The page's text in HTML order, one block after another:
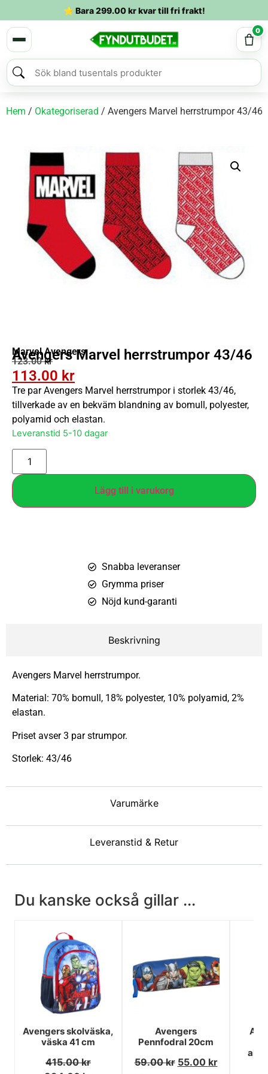
⭐ Bara299.00krkvar till fri frakt!
0
Hem / Okategoriserad / Avengers Marvel herrstrumpor 43/46
Marvel Avengers
Avengers Marvel herrstrumpor 43/46
123.00kr
113.00 kr
Tre par Avengers Marvel herrstrumpor i storlek 43/46,
tillverkade av en bekväm blandning av bomull, polyester,
polyamid och elastan.
Leveranstid 5-10 dagar
Lägg till i varukorg
Snabba leveranser
Grymma priser
Nöjd kund-garanti
Beskrivning
Varumärke
Leveranstid & Retur
Avengers Marvel herrstrumpor.
Material: 70% bomull, 18% polyester, 10% polyamid, 2%
elastan.
Priset avser 3 par strumpor.
Storlek: 43/46
Du kanske också gillar ...
Avengers skolväska,
väska 41 cm
415.00kr
Avengers
Pennfodral 20cm
59.00kr 55.00 kr